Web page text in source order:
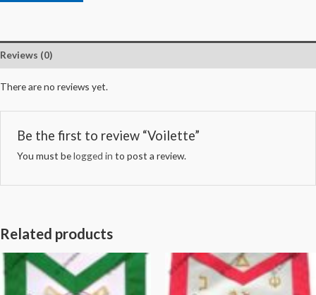
Reviews (0)
There are no reviews yet.
Be the first to review “Voilette”
You must belogged in to post a review.
Related products